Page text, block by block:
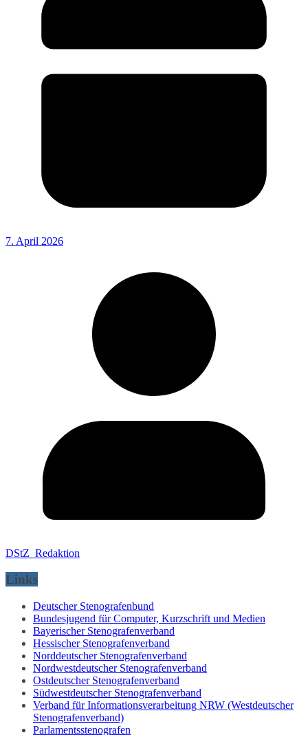
7. April 2026
DStZ_Redaktion
Links
Deutscher Stenografenbund
Bundesjugend für Computer, Kurzschrift und Medien
Bayerischer Stenografenverband
Hessischer Stenografenverband
Norddeutscher Stenografenverband
Nordwestdeutscher Stenografenverband
Ostdeutscher Stenografenverband
Südwestdeutscher Stenografenverband
Verband für Informationsverarbeitung NRW (Westdeutscher
Stenografenverband)
Parlamentsstenografen